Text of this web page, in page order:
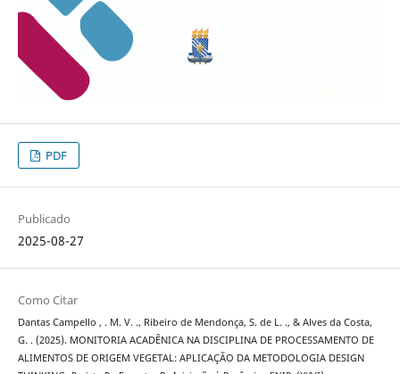
PDF
Publicado
2025-08-27
Como Citar
Dantas Campello , . M. V. ., Ribeiro de Mendonça, S. de L. ., & Alves da Costa,
G. . (2025). MONITORIA ACADÊNICA NA DISCIPLINA DE PROCESSAMENTO DE
ALIMENTOS DE ORIGEM VEGETAL: APLICAÇÃO DA METODOLOGIA DESIGN